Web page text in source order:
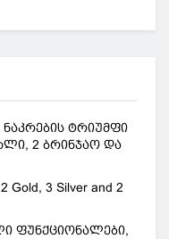
ტრიუმფი
2 ბრინჯაო და
Gold, 3 Silver and 2
ფუნქციონალები,